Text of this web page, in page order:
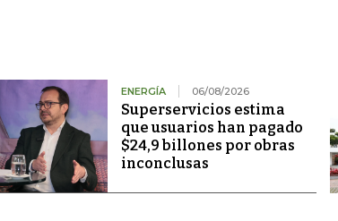
ENERGÍA 06/08/2026
Superservicios estima
que usuarios han pagado
$24,9 billones por obras
inconclusas